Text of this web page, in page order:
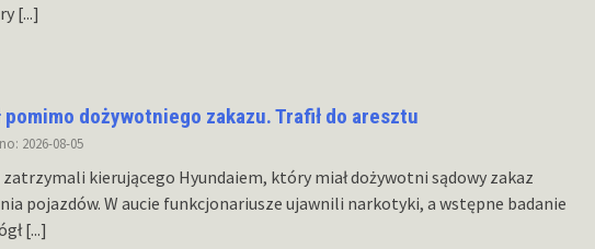
[...]
pomimo dożywotniego zakazu. Trafił do aresztu
2026-08-05
kierującego Hyundaiem, który miał dożywotni sądowy zakaz
pojazdów. W aucie funkcjonariusze ujawnili narkotyki, a wstępne badanie
[...]